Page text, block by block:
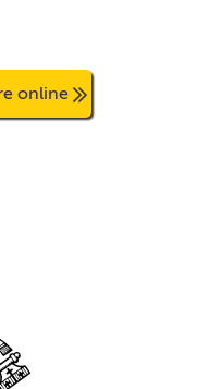
online